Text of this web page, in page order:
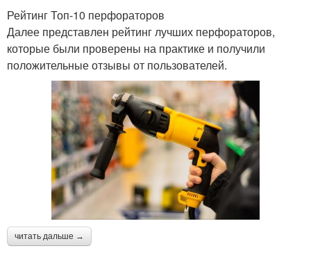
Рейтинг Топ-10 перфораторов
Далее представлен рейтинг лучших перфораторов,
которые были проверены на практике и получили
положительные отзывы от пользователей.
читать дальше →